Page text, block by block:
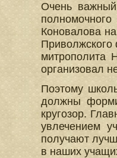
Очень
Коновалова
Приволжского
митрополита
организовал
Поэтому
должны
кругозор.
увлечением
получают
в наших